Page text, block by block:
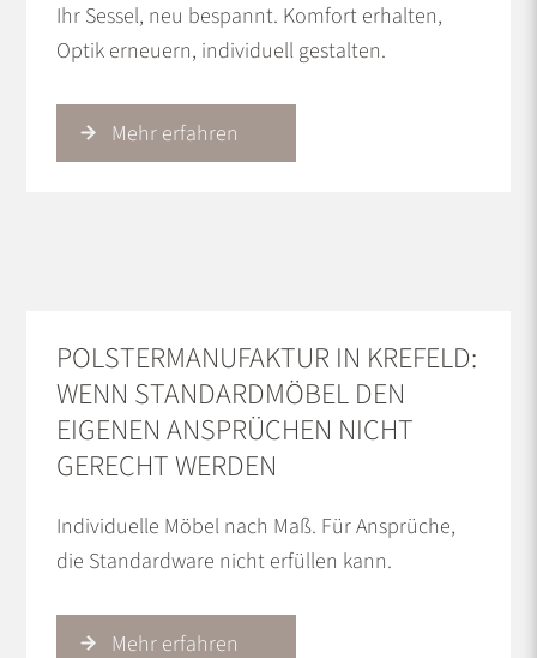
Ihr Sessel, neu bespannt. Komfort erhalten,
Optik erneuern, individuell gestalten.
Mehr erfahren
POLSTERMANUFAKTUR IN KREFELD:
WENN STANDARDMÖBEL DEN
EIGENEN ANSPRÜCHEN NICHT
GERECHT WERDEN
Individuelle Möbel nach Maß. Für Ansprüche,
die Standardware nicht erfüllen kann.
Mehr erfahren